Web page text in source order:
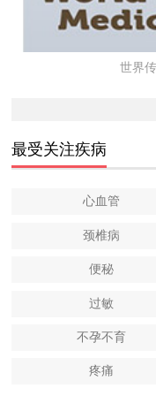
世界
最受关注疾病
心血管
颈椎病
便秘
过敏
不孕不育
疼痛